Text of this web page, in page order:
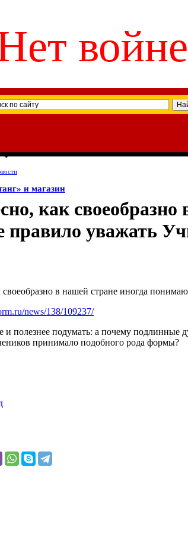
•
и магазин
как
правило уважать
в нашей стране иногда
news/138/109237/
и полезнее подумать: а почему подлинные
принимало подобного рода формы?